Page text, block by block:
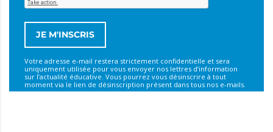
Votre adresse e-mail restera strictement confidentielle et sera
uniquement utilisée pour vous envoyer nos lettres d’information
sur l’actualité éducative. Vous pourrez vous désinscrire à tout
moment via le lien de désinscription présent dans tous nos e-mails.